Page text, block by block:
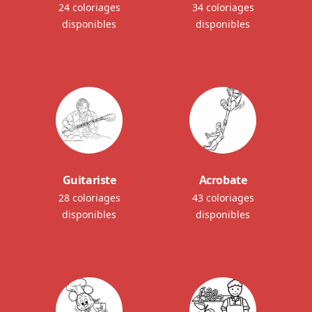
24 coloriages
disponibles
34 coloriages
disponibles
Guitariste
28 coloriages
disponibles
Acrobate
43 coloriages
disponibles